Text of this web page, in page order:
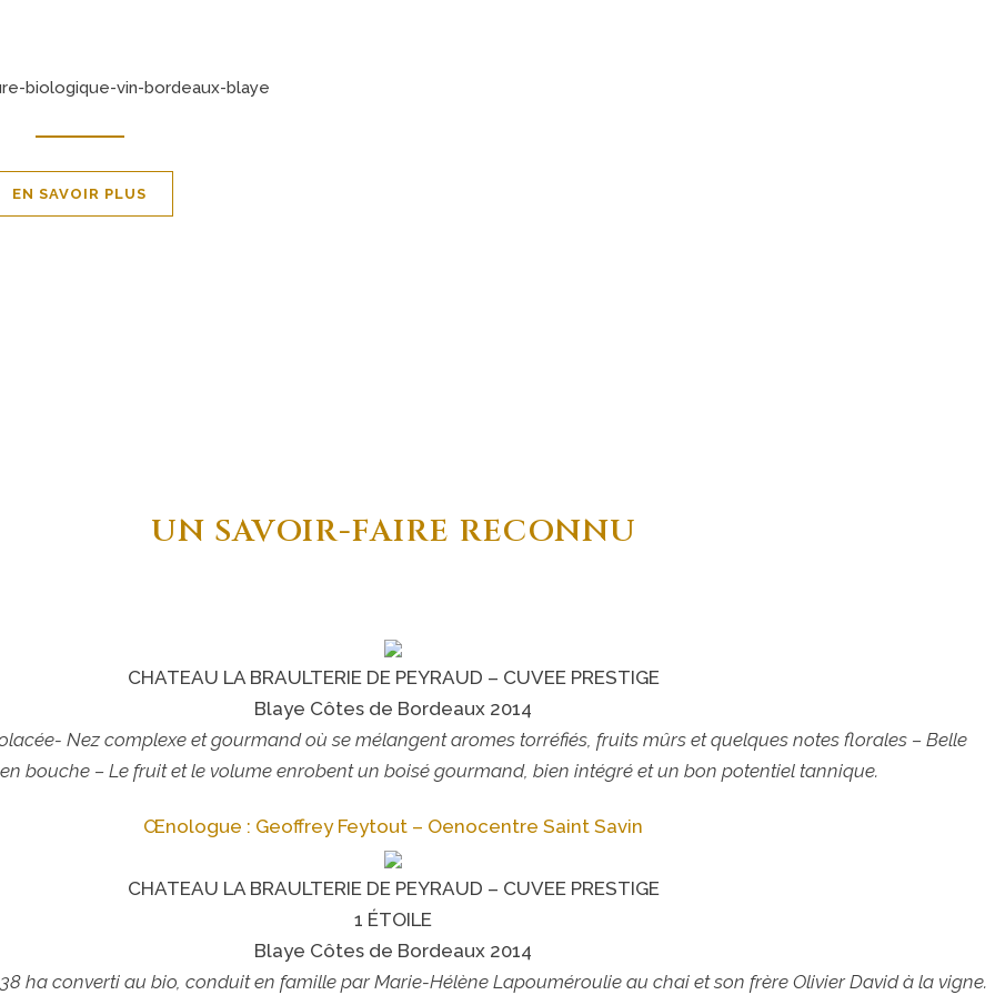
EN SAVOIR PLUS
UN SAVOIR-FAIRE RECONNU
CHATEAU LA BRAULTERIE DE PEYRAUD – CUVEE PRESTIGE
Blaye Côtes de Bordeaux 2014
Nez complexe et gourmand où se mélangent aromes torréfiés, fruits mûrs et quelques notes florales – Belle
bouche – Le fruit et le volume enrobent un boisé gourmand, bien intégré et un bon potentiel tannique.
Œnologue : Geoffrey Feytout – Oenocentre Saint Savin
CHATEAU LA BRAULTERIE DE PEYRAUD – CUVEE PRESTIGE
1 ÉTOILE
Blaye Côtes de Bordeaux 2014
ha converti au bio, conduit en famille par Marie-Hélène Lapouméroulie au chai et son frère Olivier David à la vigne.